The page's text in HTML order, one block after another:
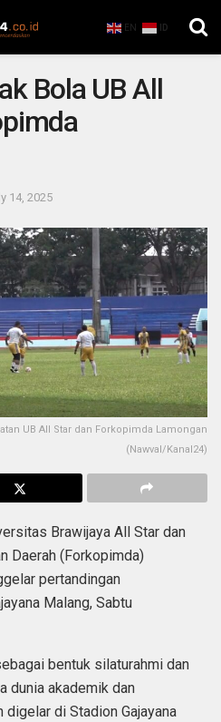
EN ID
Bola UB All
14, 2025
UB All Star dan Forkopimda Lamongan
(Nawval/Kanal24)
Brawijaya All Star dan
Daerah (Forkopimda)
pertandingan
Malang, Sabtu
bentuk silaturahmi dan
dunia akademik dan
digelar di Stadion Gajayana